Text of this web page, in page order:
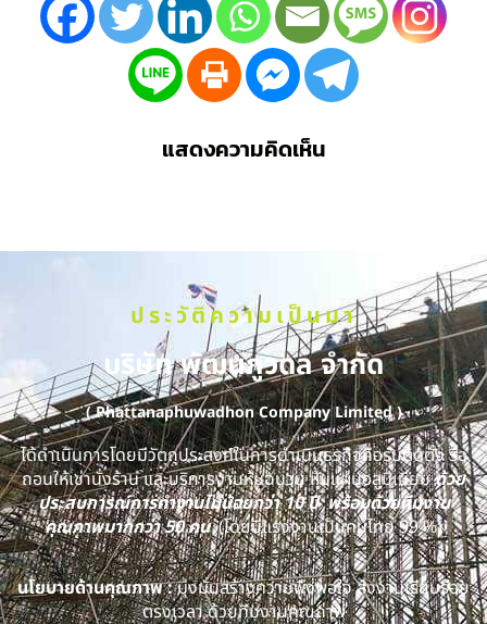
แสดงความคิดเห็น
ประวัติความเป็นมา
บริษัท พัฒนภูวดล จำกัด
( Phattanaphuwadhon Company Limited )
ได้ดำเนินการโดยมีวัตถุประสงค์ในการดำเนินธุรกิจคือรับติดตั้ง รื้อ
ถอนให้เช่านั่งร้าน และบริการงานหุ้มฉนวน หุ้มแผ่นอลูมิเนียมด้วย
ประสบการณ์การทำงานไม่น้อยกว่า 10 ปี พร้อมด้วยทีมงาน
คุณภาพมากกว่า 50 คน(โดยมีแรงงานเป็นคนไทย 99 %)
นโยบายด้านคุณภาพ :มุ่งมั่นสร้างความพึงพอใจ ส่งงานเรียบร้อย
ตรงเวลา ด้วยทีมงานคุณภาพ